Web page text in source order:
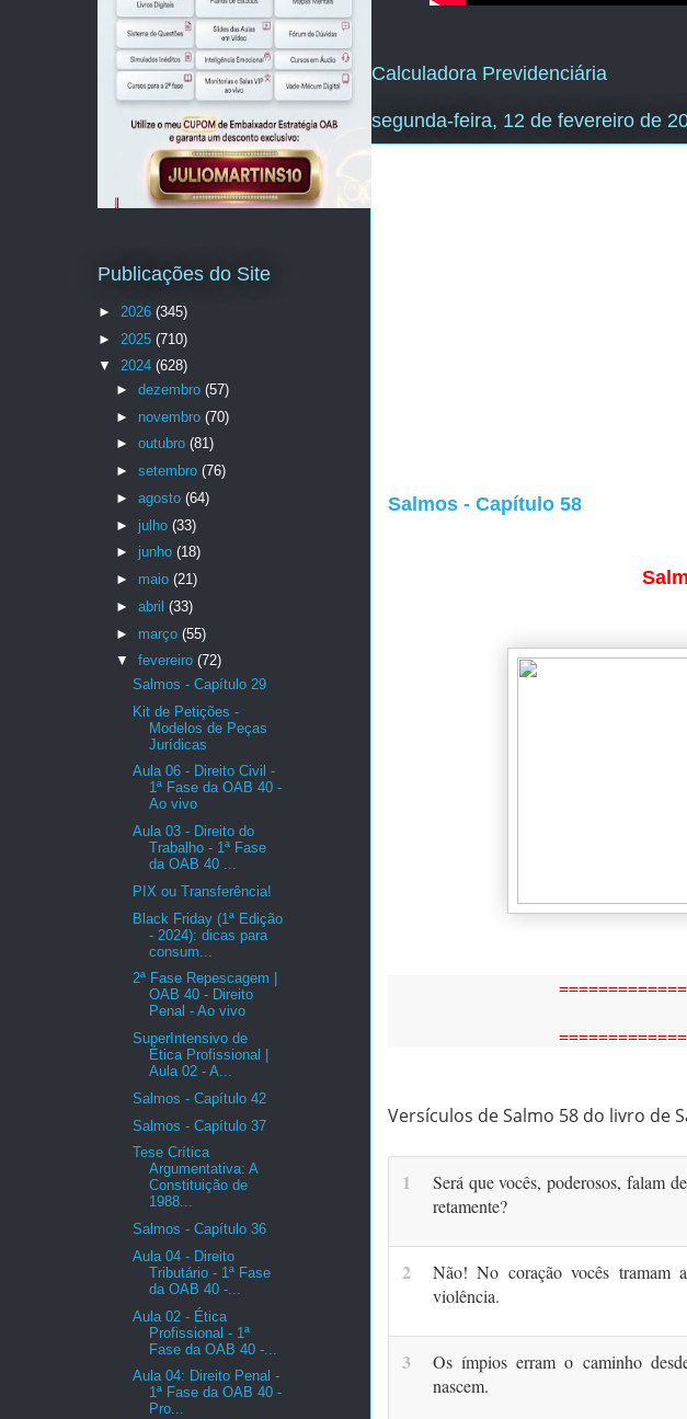
Calculadora Previdenciária
segunda-feira, 12 de fevereiro de
Salmos - Capítulo 58
Versículos de Salmo 58 do livro de
1 Será que vocês, poderosos,falam
retamente?
2 Não! No coração vocês tramam
violência.
3 Os ímpios erram o caminho
nascem.
Publicações do Site
► 2026 (345)
► 2025 (710)
▼ 2024 (628)
► dezembro (57)
► novembro (70)
► outubro (81)
► setembro (76)
► agosto (64)
► julho (33)
► junho (18)
► maio (21)
► abril (33)
► março (55)
▼ fevereiro (72)
Salmos - Capítulo 29
Kit de Petições -
Modelos de Peças
Jurídicas
Aula 06 - Direito Civil -
1ª Fase da OAB 40 -
Ao vivo
Aula 03 - Direito do
Trabalho - 1ª Fase
da OAB 40 ...
PIX ou Transferência!
Black Friday (1ª Edição
- 2024): dicas para
consum...
2ª Fase Repescagem |
OAB 40 - Direito
Penal - Ao vivo
SuperIntensivo de
Ética Profissional |
Aula 02 - A...
Salmos - Capítulo 42
Salmos - Capítulo 37
Tese Crítica
Argumentativa: A
Constituição de
1988...
Salmos - Capítulo 36
Aula 04 - Direito
Tributário - 1ª Fase
da OAB 40 -...
Aula 02 - Ética
Profissional - 1ª
Fase da OAB 40 -...
Aula 04: Direito Penal -
1ª Fase da OAB 40 -
Pro...